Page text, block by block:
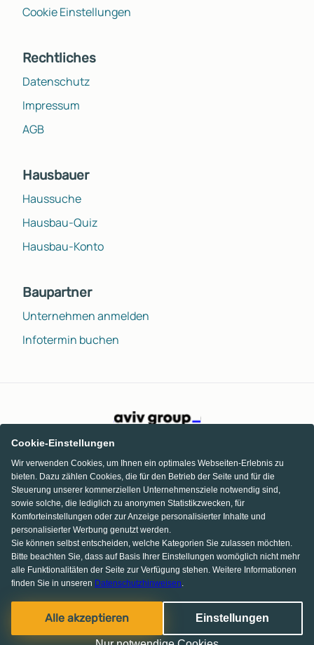
Cookie Einstellungen
Rechtliches
Datenschutz
Impressum
AGB
Hausbauer
Haussuche
Hausbau-Quiz
Hausbau-Konto
Baupartner
Unternehmen anmelden
Infotermin buchen
© 2013-2026 MS media systems GmbH
Facebook
Pinterest
Instagram
Cookie-Einstellungen
Wir verwenden Cookies, um Ihnen ein optimales Webseiten-Erlebnis zu
bieten. Dazu zählen Cookies, die für den Betrieb der Seite und für die
Steuerung unserer kommerziellen Unternehmensziele notwendig sind,
sowie solche, die lediglich zu anonymen Statistikzwecken, für
Komforteinstellungen oder zur Anzeige personalisierter Inhalte und
personalisierter Werbung genutzt werden.
Sie können selbst entscheiden, welche Kategorien Sie zulassen möchten.
Bitte beachten Sie, dass auf Basis Ihrer Einstellungen womöglich nicht mehr
alle Funktionalitäten der Seite zur Verfügung stehen. Weitere Informationen
finden Sie in unseren Datenschutzhinweisen.
Alle akzeptieren Einstellungen